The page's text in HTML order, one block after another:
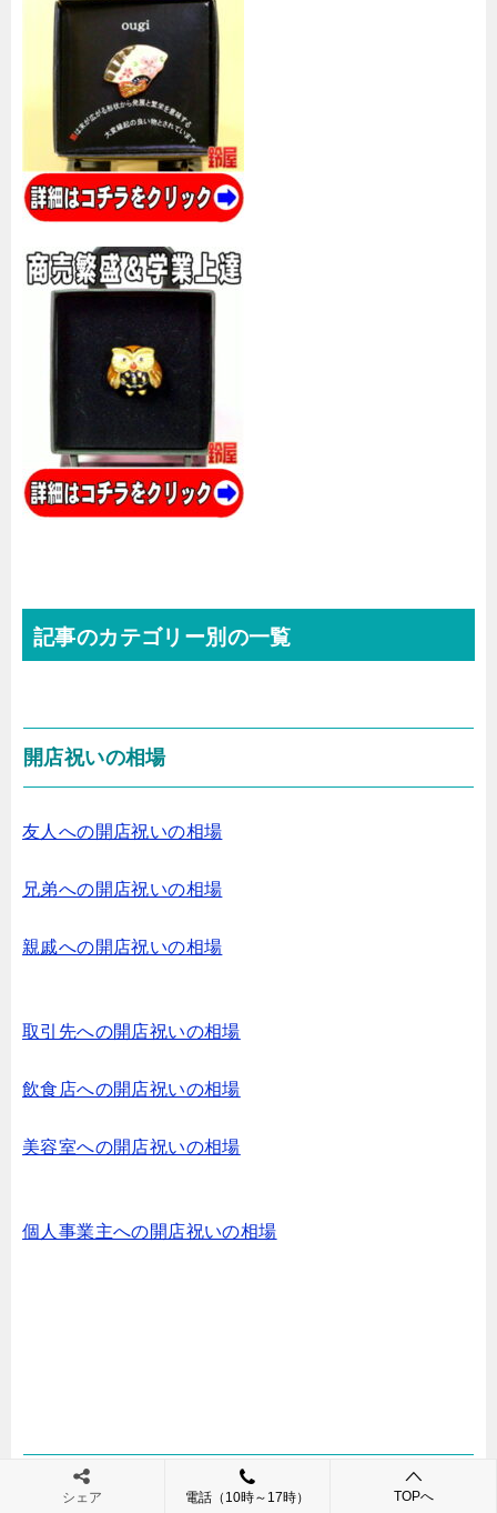
記事のカテゴリー別の一覧
開店祝いの相場
友人への開店祝いの相場
兄弟への開店祝いの相場
親戚への開店祝いの相場
取引先への開店祝いの相場
飲食店への開店祝いの相場
美容室への開店祝いの相場
個人事業主への開店祝いの相場
開店祝いのマナー
シェア 電話（10時～17時） TOPへ